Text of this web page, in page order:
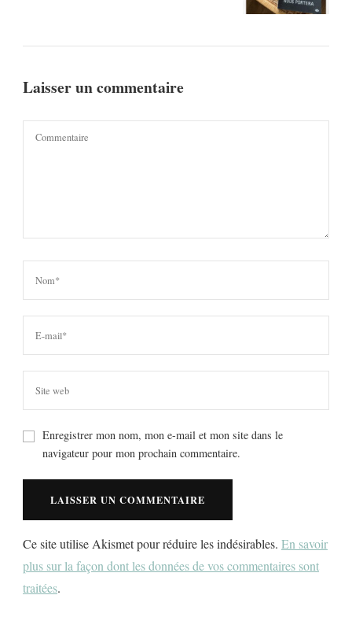
Laisser un commentaire
Enregistrer mon nom, mon e-mail et mon site dans le
navigateur pour mon prochain commentaire.
Ce site utilise Akismet pour réduire les indésirables. En savoir
plus sur la façon dont les données de vos commentaires sont
traitées.